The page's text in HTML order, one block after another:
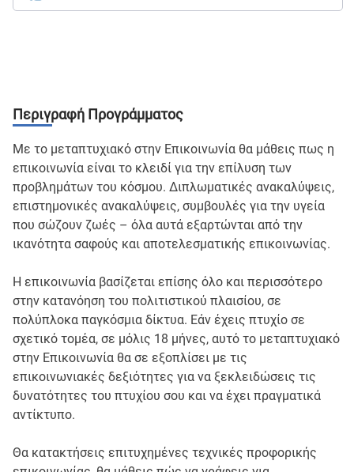
Περιγραφή Προγράμματος
Με το μεταπτυχιακό στην Επικοινωνία θα μάθεις πως η
επικοινωνία είναι το κλειδί για την επίλυση των
προβλημάτων του κόσμου. Διπλωματικές ανακαλύψεις,
επιστημονικές ανακαλύψεις, συμβουλές για την υγεία
που σώζουν ζωές – όλα αυτά εξαρτώνται από την
ικανότητα σαφούς και αποτελεσματικής επικοινωνίας.
Η επικοινωνία βασίζεται επίσης όλο και περισσότερο
στην κατανόηση του πολιτιστικού πλαισίου, σε
πολύπλοκα παγκόσμια δίκτυα. Εάν έχεις πτυχίο σε
σχετικό τομέα, σε μόλις 18 μήνες, αυτό το μεταπτυχιακό
στην Επικοινωνία θα σε εξοπλίσει με τις
επικοινωνιακές δεξιότητες για να ξεκλειδώσεις τις
δυνατότητες του πτυχίου σου και να έχει πραγματικά
αντίκτυπο.
Θα κατακτήσεις επιτυχημένες τεχνικές προφορικής